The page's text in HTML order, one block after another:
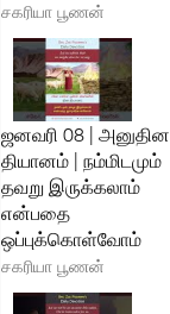
சகரியா பூணன்
ஜனவரி 08 | அனுதின
தியானம் | நம்மிடமும்
தவறு இருக்கலாம்
என்பதை
ஒப்புக்கொள்வோம்
சகரியா பூணன்